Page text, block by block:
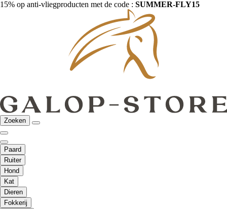
15% op anti-vliegproducten met de code : SUMMER-FLY15
Zoeken
Paard
Ruiter
Hond
Kat
Dieren
Fokkerij